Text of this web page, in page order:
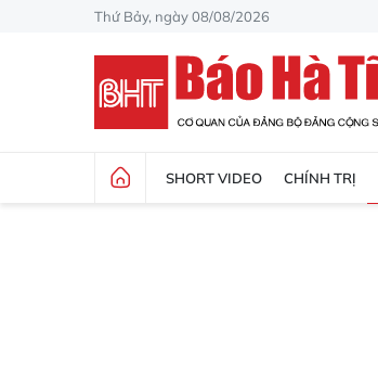
Thứ Bảy, ngày 08/08/2026
SHORT VIDEO CHÍNH TRỊ